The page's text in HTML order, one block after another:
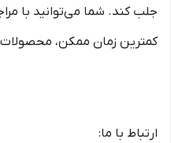
جلب کند. شما می‌توانید با
کمترین زمان ممکن، محصولات
ارتباط با ما: